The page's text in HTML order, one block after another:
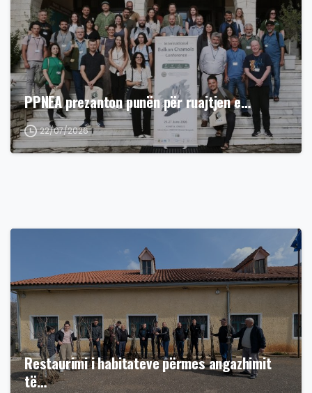
PPNEA prezanton punën për ruajtjen e…
22/07/2026
Restaurimi i habitateve përmes angazhimit
të…